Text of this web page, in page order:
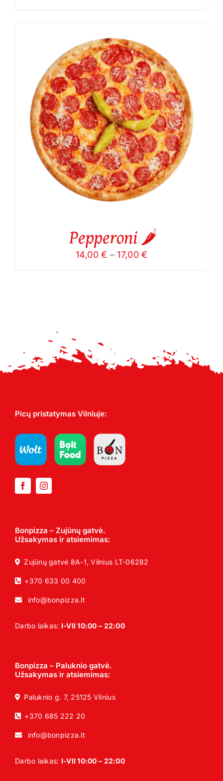
range:
14,00 €
17,00 €
Pepperoni 🌶️
14,00€ – 17,00€
range:
Picų pristatymas Vilniuje:
Bonpizza – Zujūnų gatvė.
Užsakymas ir atsiemimas:
Zujūnų gatvė 8A-1, Vilnius LT-06282
+370 633 00 400
info@bonpizza.lt
Darbo laikas: I-VII 10:00 – 22:00
Bonpizza – Paluknio gatvė.
Užsakymas ir atsiemimas:
Paluknio g. 7, 25125 Vilnius
+370 685 222 20
info@bonpizza.lt
Darbo laikas: I-VII 10:00 – 22:00